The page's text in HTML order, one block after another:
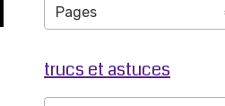
trucs et astuces